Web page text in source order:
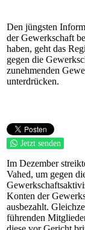
Den jüngsten
der Gewerkschaft
haben, geht das
gegen die
zunehmenden
unterdrücken.
Jetzt senden
Im Dezember
Vahed, um gegen
Konten der
ausbezahlt.
führenden